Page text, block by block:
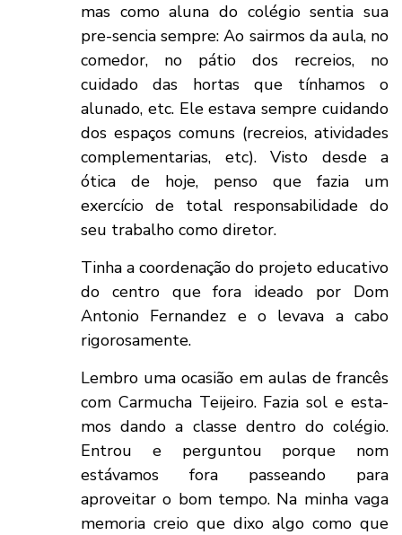
mas como aluna do colégio sentia sua
pre-sencia sempre: Ao sairmos da aula, no
comedor, no pátio dos recreios, no
cuidado das hortas que tínhamos o
alunado, etc. Ele estava sempre cuidando
dos espaços comuns (recreios, atividades
complementarias, etc). Visto desde a
ótica de hoje, penso que fazia um
exercício de total responsabilidade do
seu trabalho como diretor.
Tinha a coordenação do projeto educativo
do centro que fora ideado por Dom
Antonio Fernandez e o levava a cabo
rigorosamente.
Lembro uma ocasião em aulas de francês
com Carmucha Teijeiro. Fazia sol e esta-
mos dando a classe dentro do colégio.
Entrou e perguntou porque nom
estávamos fora passeando para
aproveitar o bom tempo. Na minha vaga
memoria creio que dixo algo como que